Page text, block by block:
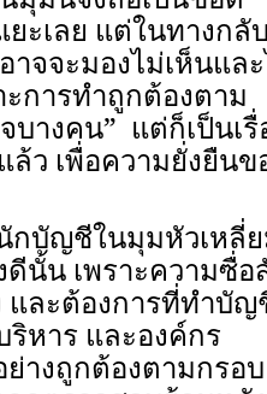
ยะเลย แต่ในทางกลั
าจจะมองไม่เห็นแล
การทำถูกต้องตาม
บางคน” แต่ก็เป็นเรื่
ว เพื่อความยั่งยืนข
กบัญชีในมุมหัวเหลี่
นั้น เพราะความซื่อ
และต้องการที่ทำบัญ
หาร และองค์กร
ย่างถูกต้องตามกรอบ